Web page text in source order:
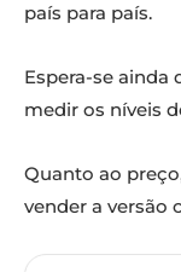
país para país.
Espera-se ainda
medir os níveis
Quanto ao
vender a versão